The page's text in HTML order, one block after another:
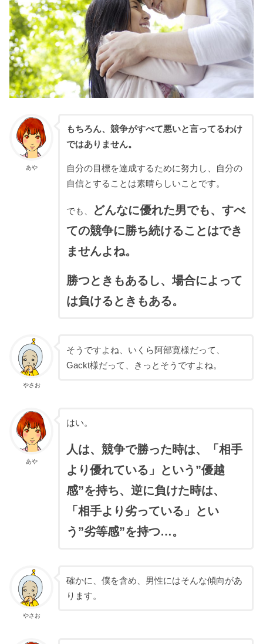
あや
もちろん、競争がすべて悪いと言ってるわけ
ではありません。
自分の目標を達成するために努力し、自分の
自信とすることは素晴らしいことです。
でも、
どんなに優れた男でも、すべ
ての競争に勝ち続けることはでき
ませんよね。
勝つときもあるし、場合によって
は負けるときもある。
やさお
そうですよね、いくら阿部寛様だって、
Gackt様だって、きっとそうですよね。
あや
はい。
人は、競争で勝った時は、「相手
より優れている」という”優越
感”を持ち、逆に負けた時は、
「相手より劣っている」とい
う”劣等感”を持つ…。
やさお
確かに、僕を含め、男性にはそんな傾向があ
ります。